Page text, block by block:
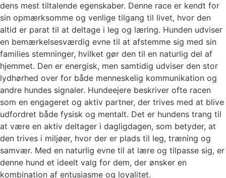
dens mest tiltalende egenskaber. Denne race er kendt for
sin opmærksomme og venlige tilgang til livet, hvor den
altid er parat til at deltage i leg og læring. Hunden udviser
en bemærkelsesværdig evne til at afstemme sig med sin
families stemninger, hvilket gør den til en naturlig del af
hjemmet. Den er energisk, men samtidig udviser den stor
lydhørhed over for både menneskelig kommunikation og
andre hundes signaler. Hundeejere beskriver ofte racen
som en engageret og aktiv partner, der trives med at blive
udfordret både fysisk og mentalt. Det er hundens trang til
at være en aktiv deltager i dagligdagen, som betyder, at
den trives i miljøer, hvor der er plads til leg, træning og
samvær. Med en naturlig evne til at lære og tilpasse sig, er
denne hund et ideelt valg for dem, der ønsker en
kombination af entusiasme og loyalitet.